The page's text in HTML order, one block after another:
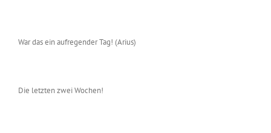
War das ein aufregender Tag! (Arius)
Die letzten zwei Wochen!